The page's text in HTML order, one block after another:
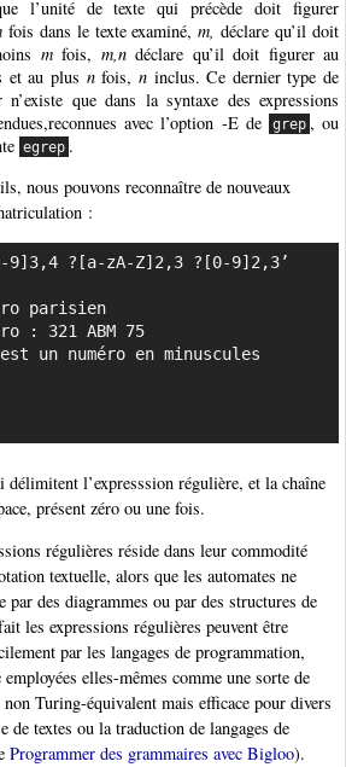
l’unité de texte qui précède doit figurer
fois dans le texte examiné,m, déclare qu’il doit
mfois, m,ndéclare qu’il doit figurer au
au plus nfois, ninclus. Ce dernier type de
n’existe que dans la syntaxe des expressions
avec l’option -E de
grep , ou
egrep .
nous pouvons reconnaître de nouveaux
:
9]3,4 ?[a-zA-Z]2,3 ?[0-9]2,3’
parisien
: 321 ABM 75
un numéro en minuscules
délimitent l’expresssion régulière, et la chaîne
présent zéro ou une fois.
régulières réside dans leur commodité
textuelle, alors que les automates ne
par des diagrammes ou par des structures de
les expressions régulières peuvent être
par les langages de programmation,
elles-mêmes comme une sorte de
Turing-équivalent mais efficace pour divers
de textes ou la traduction de langages de
Programmer des grammaires avec Bigloo).